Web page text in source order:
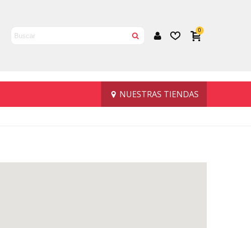
0
NUESTRAS TIENDAS